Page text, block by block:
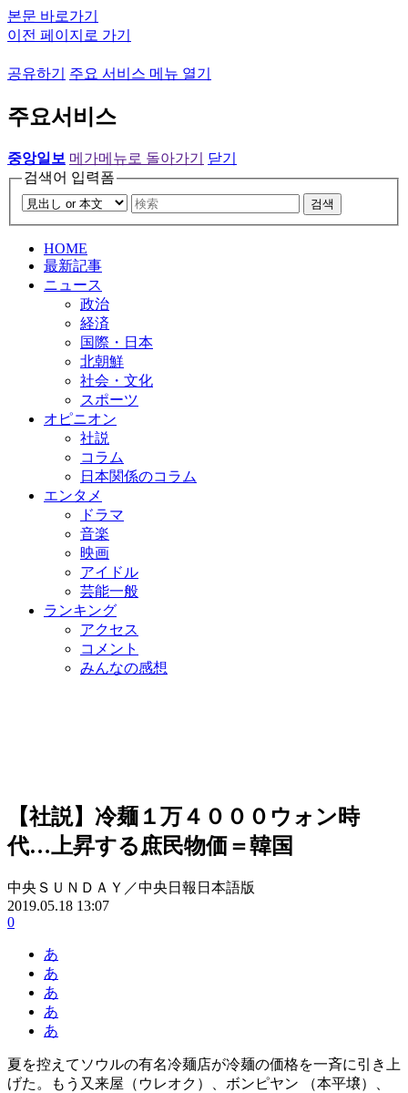
본문 바로가기
이전 페이지로 가기
공유하기 주요 서비스 메뉴 열기
주요서비스
중앙일보 메가메뉴로 돌아가기
닫기
검색어 입력폼
검색
HOME
最新記事
ニュース
政治
経済
国際・日本
北朝鮮
社会・文化
スポーツ
オピニオン
社説
コラム
日本関係のコラム
エンタメ
ドラマ
音楽
映画
アイドル
芸能一般
ランキング
アクセス
コメント
みんなの感想
【社説】冷麺１万４０００ウォン時
代…上昇する庶民物価＝韓国
中央ＳＵＮＤＡＹ／中央日報日本語版
2019.05.18 13:07
0
あ
あ
あ
あ
あ
夏を控えてソウルの有名冷麺店が冷麺の価格を一斉に引き上
げた。もう又来屋（ウレオク）、ボンピヤン （本平壌）、